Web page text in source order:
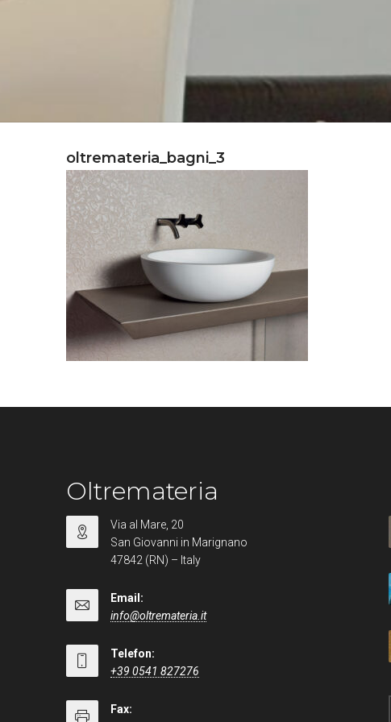
oltremateria_bagni_3
Oltremateria
Via al Mare, 20
San Giovanni in Marignano
47842 (RN) – Italy
Email:
info@oltremateria.it
Telefon:
+39 0541 827276
Fax: